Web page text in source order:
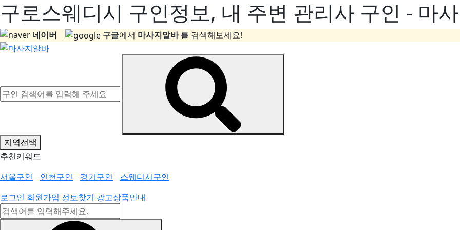
구로스웨디시 구인정보, 내 주변 관리사 구인 - 마
네이버 구글에서 마사지알바를 검색해보세요!
지역선택
추천키워드
서울구인
인천구인 경기구인
스웨디시구인
로그인 회원가입 정보찾기 광고상품안내